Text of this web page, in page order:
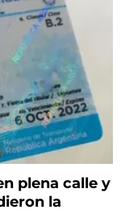
plena calle y
la